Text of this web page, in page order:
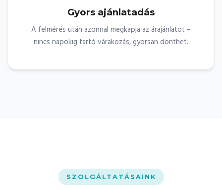
Gyors ajánlatadás
A felmérés után azonnal megkapja az árajánlatot –
nincs napokig tartó várakozás, gyorsan dönthet.
SZOLGÁLTATÁSAINK